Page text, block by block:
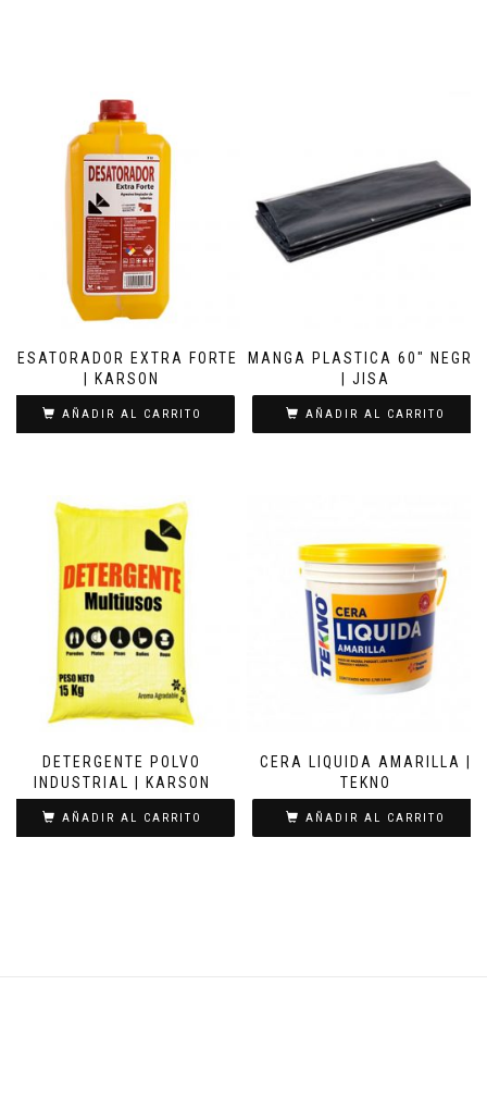
DESATORADOR EXTRA FORTE
| KARSON
AÑADIR AL CARRITO
MANGA PLASTICA 60″ NEGRO
| JISA
AÑADIR AL CARRITO
DETERGENTE POLVO
INDUSTRIAL | KARSON
AÑADIR AL CARRITO
CERA LIQUIDA AMARILLA |
TEKNO
AÑADIR AL CARRITO